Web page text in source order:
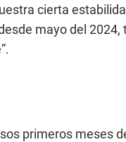
cierta
mayo del 2024,
primeros meses